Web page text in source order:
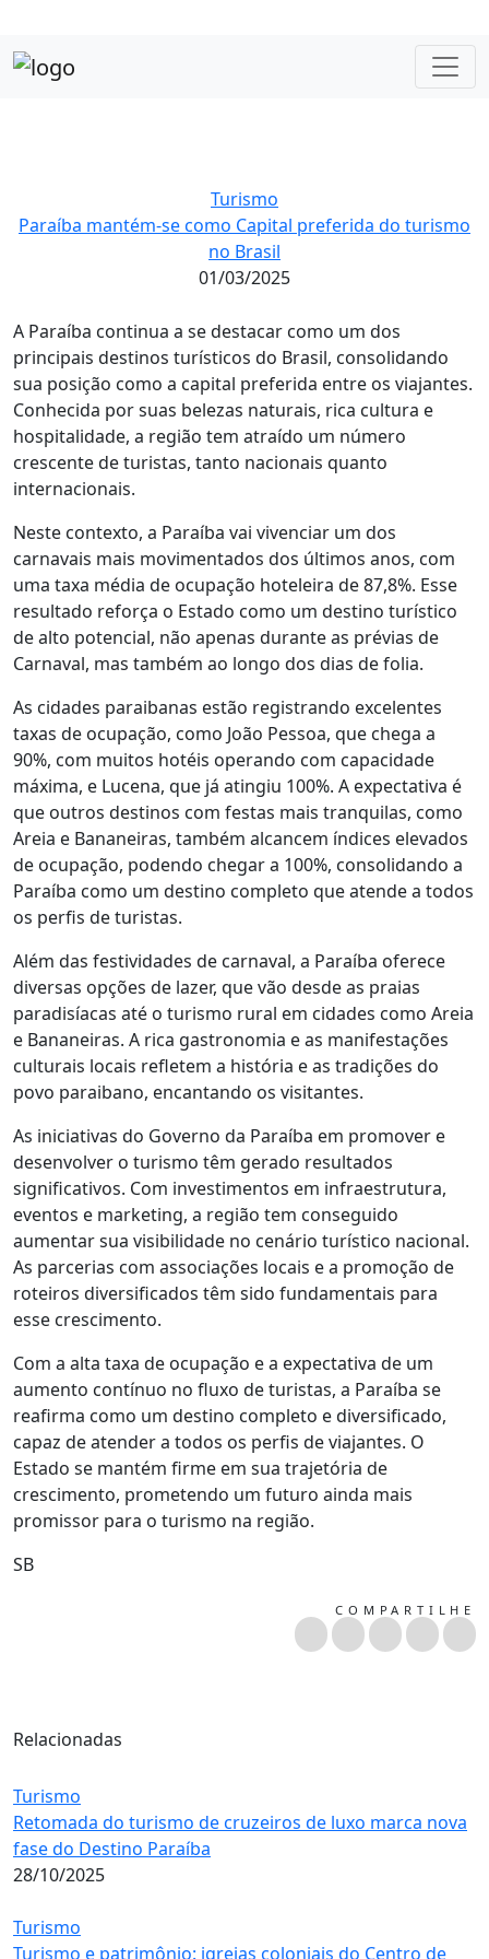
Turismo
Paraíba mantém-se como Capital preferida do turismo
no Brasil
01/03/2025
A Paraíba continua a se destacar como um dos
principais destinos turísticos do Brasil, consolidando
sua posição como a capital preferida entre os viajantes.
Conhecida por suas belezas naturais, rica cultura e
hospitalidade, a região tem atraído um número
crescente de turistas, tanto nacionais quanto
internacionais.
Neste contexto, a Paraíba vai vivenciar um dos
carnavais mais movimentados dos últimos anos, com
uma taxa média de ocupação hoteleira de 87,8%. Esse
resultado reforça o Estado como um destino turístico
de alto potencial, não apenas durante as prévias de
Carnaval, mas também ao longo dos dias de folia.
As cidades paraibanas estão registrando excelentes
taxas de ocupação, como João Pessoa, que chega a
90%, com muitos hotéis operando com capacidade
máxima, e Lucena, que já atingiu 100%. A expectativa é
que outros destinos com festas mais tranquilas, como
Areia e Bananeiras, também alcancem índices elevados
de ocupação, podendo chegar a 100%, consolidando a
Paraíba como um destino completo que atende a todos
os perfis de turistas.
Além das festividades de carnaval, a Paraíba oferece
diversas opções de lazer, que vão desde as praias
paradisíacas até o turismo rural em cidades como Areia
e Bananeiras. A rica gastronomia e as manifestações
culturais locais refletem a história e as tradições do
povo paraibano, encantando os visitantes.
As iniciativas do Governo da Paraíba em promover e
desenvolver o turismo têm gerado resultados
significativos. Com investimentos em infraestrutura,
eventos e marketing, a região tem conseguido
aumentar sua visibilidade no cenário turístico nacional.
As parcerias com associações locais e a promoção de
roteiros diversificados têm sido fundamentais para
esse crescimento.
Com a alta taxa de ocupação e a expectativa de um
aumento contínuo no fluxo de turistas, a Paraíba se
reafirma como um destino completo e diversificado,
capaz de atender a todos os perfis de viajantes. O
Estado se mantém firme em sua trajetória de
crescimento, prometendo um futuro ainda mais
promissor para o turismo na região.
SB
COMPARTILHE
Relacionadas
Turismo
Retomada do turismo de cruzeiros de luxo marca nova
fase do Destino Paraíba
28/10/2025
Turismo
Turismo e patrimônio: igrejas coloniais do Centro de